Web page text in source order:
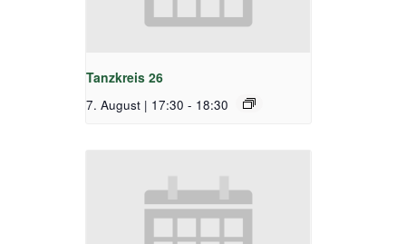
Tanzkreis 26
7. August | 17:30 - 18:30